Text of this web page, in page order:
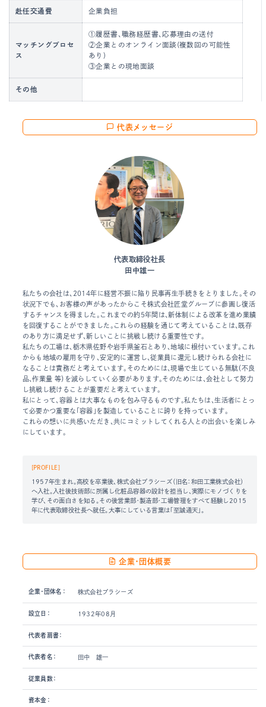
赴任交通費 企業負担
マッチングプロセ
ス
①履歴書、職務経歴書、応募理由の送付
②企業とのオンライン面談(複数回の可能性
あり)
③企業との現地面談
その他
代表メッセージ
代表取締役社長
田中雄一
私たちの会社は、2014年に経営不振に陥り民事再生手続きをとりました。その
状況下でも、お客様の声があったからこそ株式会社匠堂グループに参画し復活
するチャンスを得ました。これまでの約5年間は、新体制による改革を進め業績
を回復することができました。これらの経験を通じて考えていることは、既存
のあり方に満足せず、新しいことに挑戦し続ける重要性です。
私たちの工場は、栃木県佐野や岩手県釜石とあり、地域に根付いています。これ
からも地域の雇用を守り、安定的に運営し、従業員に還元し続けられる会社に
なることは責務だと考えています。そのためには、現場で生じている無駄（不良
品、作業量 等）を減らしていく必要があります。そのためには、会社として努力
し挑戦し続けることが重要だと考えています。
私にとって、容器とは大事なものを包み守るものです。私たちは、生活者にとっ
て必要かつ重要な「容器」を製造していることに誇りを持っています。
これらの想いに共感いただき、共にコミットしてくれる人との出会いを楽しみ
にしています。
[PROFILE]
1957年生まれ。高校を卒業後、株式会社プラシーズ（旧名：和田工業株式会社）
へ入社。入社後技術部に所属し化粧品容器の設計を担当し、実際にモノづくりを
学び、その面白さを知る。その後営業部・製造部・工場管理をすべて経験し2015
年に代表取締役社長へ就任。大事にしている言葉は「至誠通天」。
企業・団体概要
企業・団体名： 株式会社プラシーズ
設立日： 1932年08月
代表者肩書：
代表者名： 田中 雄一
従業員数：
資本金：